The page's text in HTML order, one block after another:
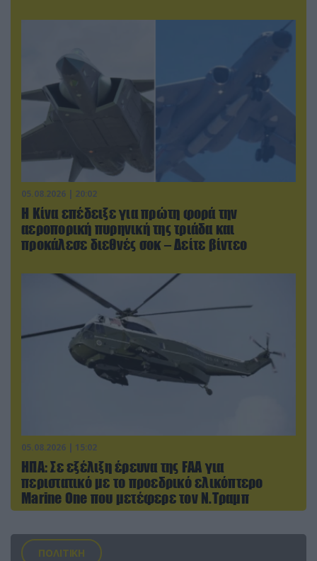
05.08.2026 | 20:02
Η Κίνα επέδειξε για πρώτη φορά την
αεροπορική πυρηνική της τριάδα και
προκάλεσε διεθνές σοκ – Δείτε βίντεο
05.08.2026 | 15:02
ΗΠΑ: Σε εξέλιξη έρευνα της FAA για
περιστατικό με το προεδρικό ελικόπτερο
Marine One που μετέφερε τον Ν.Τραμπ
ΠΟΛΙΤΙΚΗ